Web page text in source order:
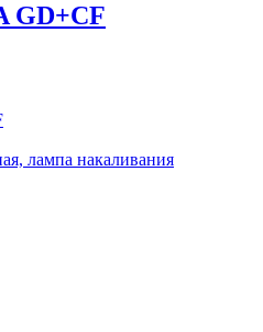
GD+CF
лампа накаливания